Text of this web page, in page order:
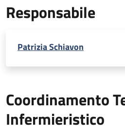
Responsabile
Patrizia Schiavon
Coordinamento
Infermieristico